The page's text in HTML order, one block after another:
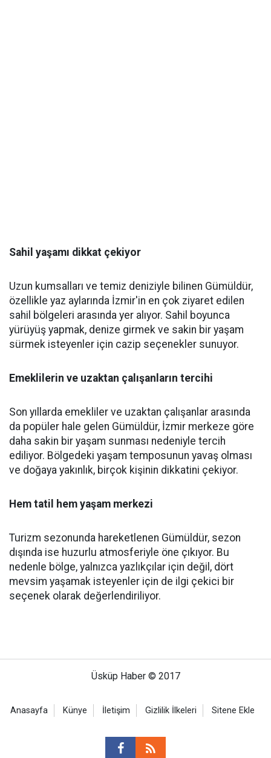
Sahil yaşamı dikkat çekiyor
Uzun kumsalları ve temiz deniziyle bilinen Gümüldür,
özellikle yaz aylarında İzmir'in en çok ziyaret edilen
sahil bölgeleri arasında yer alıyor. Sahil boyunca
yürüyüş yapmak, denize girmek ve sakin bir yaşam
sürmek isteyenler için cazip seçenekler sunuyor.
Emeklilerin ve uzaktan çalışanların tercihi
Son yıllarda emekliler ve uzaktan çalışanlar arasında
da popüler hale gelen Gümüldür, İzmir merkeze göre
daha sakin bir yaşam sunması nedeniyle tercih
ediliyor. Bölgedeki yaşam temposunun yavaş olması
ve doğaya yakınlık, birçok kişinin dikkatini çekiyor.
Hem tatil hem yaşam merkezi
Turizm sezonunda hareketlenen Gümüldür, sezon
dışında ise huzurlu atmosferiyle öne çıkıyor. Bu
nedenle bölge, yalnızca yazlıkçılar için değil, dört
mevsim yaşamak isteyenler için de ilgi çekici bir
seçenek olarak değerlendiriliyor.
Üsküp Haber © 2017
Anasayfa Künye İletişim Gizlilik İlkeleri Sitene Ekle